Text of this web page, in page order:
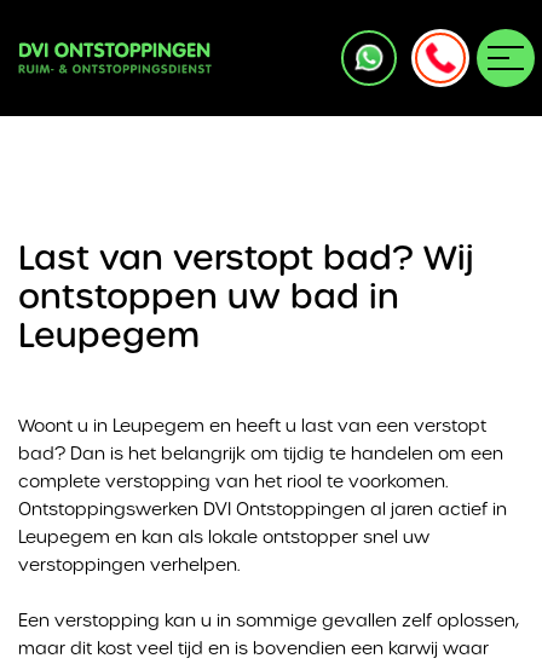
Last van verstopt bad? Wij
ontstoppen uw bad in
Leupegem
Woont u in Leupegem en heeft u last van een verstopt
bad? Dan is het belangrijk om tijdig te handelen om een
complete verstopping van het riool te voorkomen.
Ontstoppingswerken DVI Ontstoppingen al jaren actief in
Leupegem en kan als lokale ontstopper snel uw
verstoppingen verhelpen.
Een verstopping kan u in sommige gevallen zelf oplossen,
maar dit kost veel tijd en is bovendien een karwij waar